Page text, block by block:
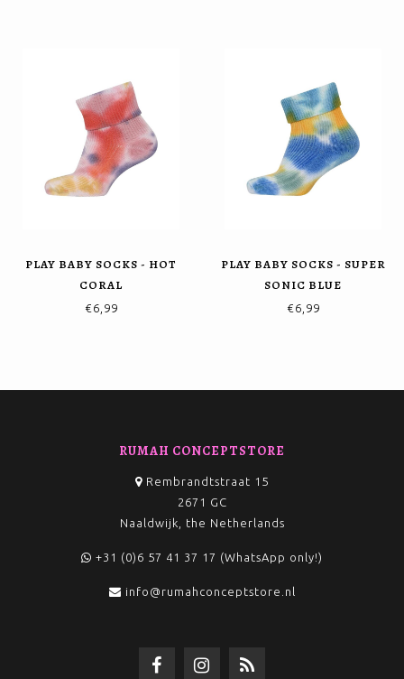
PLAY BABY SOCKS - HOT
CORAL
€6,99
PLAY BABY SOCKS - SUPER
SONIC BLUE
€6,99
RUMAH CONCEPTSTORE
Rembrandtstraat 15
2671 GC
Naaldwijk, the Netherlands
+31 (0)6 57 41 37 17 (WhatsApp only!)
info@rumahconceptstore.nl